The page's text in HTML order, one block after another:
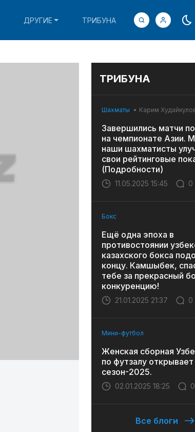
ДРУГИЕ ТРИБУНА
ТРИБУНА
Шахматы Карим
Завершились матчи
на чемпионате Азии.
наши шахматисты
свои рейтинговые
(Подробности)
11.05.2025 15:45 0
Бокс
Ещё одна эпоха в
противостоянии
казахского бокса
концу. Камшыбек,
тебе за прекрасный
конкуренцию!
21.01.2025 21:37 0
Мини-футбол
Женская сборная
по футзалу открывает
сезон-2025.
02.01.2025 18:25 0
Все блоги